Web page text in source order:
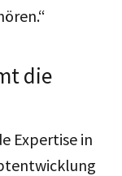
die
Expertise in